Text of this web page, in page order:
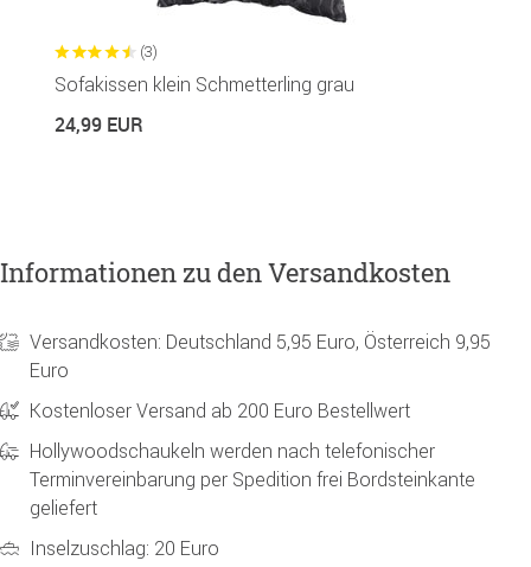
(3)
Sofakissen klein Schmetterling grau
24,99 EUR
Informationen zu den Versandkosten
Versandkosten: Deutschland 5,95 Euro, Österreich 9,95
Euro
Kostenloser Versand ab 200 Euro Bestellwert
Hollywoodschaukeln werden nach telefonischer
Terminvereinbarung per Spedition frei Bordsteinkante
geliefert
Inselzuschlag: 20 Euro